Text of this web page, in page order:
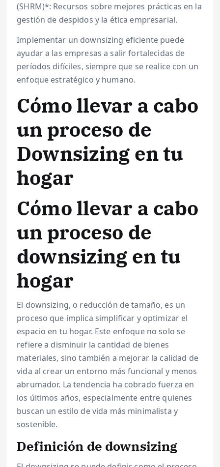
(SHRM)*: Recursos sobre mejores prácticas en la
gestión de despidos y la ética empresarial.
Implementar un downsizing eficiente puede
ayudar a las empresas a salir fortalecidas de
períodos difíciles, siempre que se realice con un
enfoque estratégico y humano.
Cómo llevar a cabo
un proceso de
Downsizing en tu
hogar
Cómo llevar a cabo
un proceso de
downsizing en tu
hogar
El downsizing, o reducción de tamaño, es un
proceso que implica simplificar y optimizar el
espacio en tu hogar. Este enfoque no solo se
refiere a disminuir la cantidad de bienes
materiales, sino también a mejorar la calidad de
vida al crear un entorno más funcional y menos
abrumador. La tendencia ha cobrado fuerza en
los últimos años, especialmente entre quienes
buscan un estilo de vida más minimalista y
sostenible.
Definición de downsizing